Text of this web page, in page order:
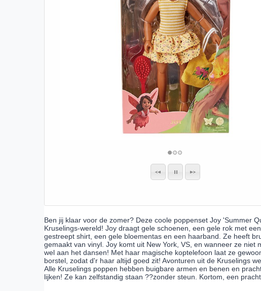
Ben jij klaar voor de zomer? Deze coole poppenset Joy 'Summer
Kruselings-wereld! Joy draagt gele schoenen, een gele rok met
gestreept shirt, een gele bloementas en een haarband. Ze heeft
gemaakt van vinyl. Joy komt uit New York, VS, en wanneer ze niet
wel aan het dansen! Met haar magische koptelefoon laat ze
borstel, zodat d'r haar altijd goed zit! Avonturen uit de Kruselings
Alle Kruselings poppen hebben buigbare armen en benen en
lijken! Ze kan zelfstandig staan ??zonder steun. Kortom, een